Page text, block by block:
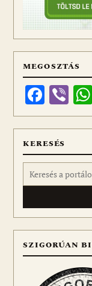
MEGOSZTÁS
KERESÉS
Keresés:
SZIGORÚAN